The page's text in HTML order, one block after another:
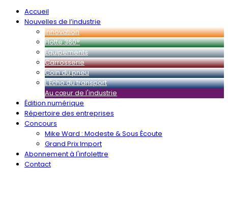
Accueil
Nouvelles de l’industrie
Innovation
Flotte 360°
Équipements
Carrosserie
Coin du pneu
L'Écho du transport
Au cœur de l'industrie
Édition numérique
Répertoire des entreprises
Concours
Mike Ward : Modeste & Sous Écoute
Grand Prix Import
Abonnement à l'infolettre
Contact